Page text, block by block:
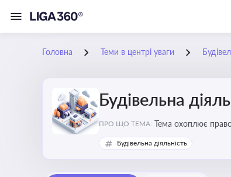
Головна Теми в центрі уваги
Будівельна
ПРО ЩО ТЕМА: Тема охоплює
контролю
Будівельна діяльність